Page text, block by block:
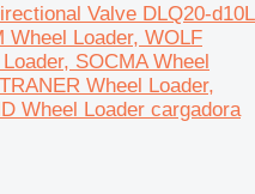
Valve DLQ20-d10L
Wheel Loader, WOLF
SOCMA Wheel
Wheel Loader,
Wheel Loader cargadora